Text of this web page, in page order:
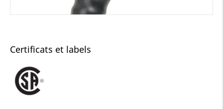
Certificats et labels